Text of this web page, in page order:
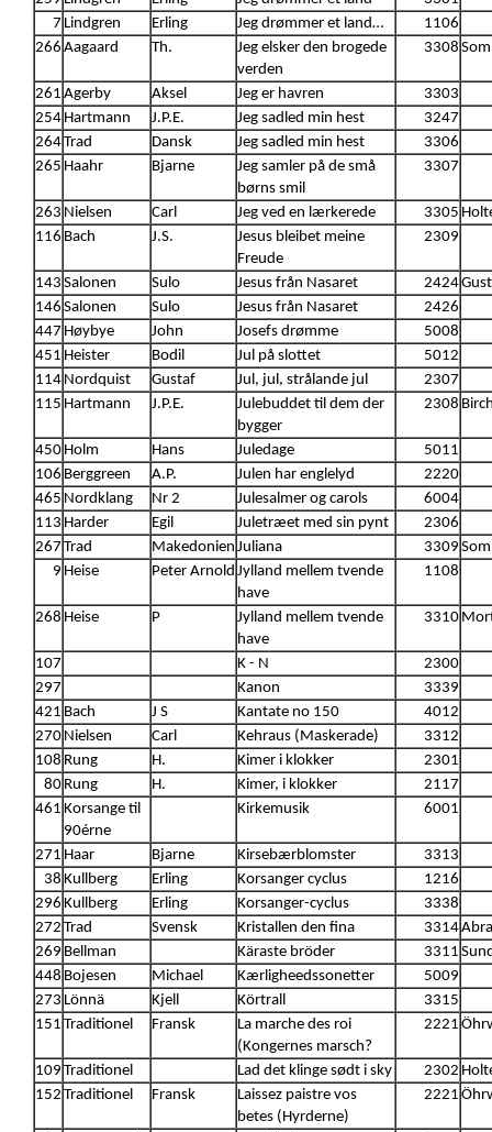
7 Lindgren Erling Jeg drømmer et land…
1106
266 Aagaard Th.
Jeg elsker den brogede
verden
3308
261 Agerby Aksel Jeg er havren
3303
254 Hartmann J.P.E. Jeg sadled min hest
3247
264Trad Dansk Jeg sadled min hest
3306
265 Haahr Bjarne
Jeg samler på de små
børns smil
3307
263 Nielsen Carl Jeg ved en lærkerede 3305
116 Bach J.S.
Jesus bleibet meine
Freude
2309
143 Salonen Sulo Jesus från Nasaret 2424
146 Salonen Sulo Jesus från Nasaret
2426
447 Høybye John Josefs drømme
5008
451 Heister Bodil Jul på slottet
5012
114 Nordquist Gustaf Jul, jul, strålande jul
2307
115 Hartmann J.P.E.
Julebuddet til dem der
bygger
2308
450 Holm Hans Juledage
5011
106 Berggreen A.P. Julen har englelyd
2220
465 Nordklang Nr 2 Julesalmer og carols
6004
113 Harder Egil Juletræet med sin pynt
2306
267 Trad Makedonien Juliana 3309
9 Heise Peter Arnold Jylland mellem tvende
have
1108
268 Heise P
Jylland mellem tvende
have
3310
107 K - N
2300
297
Kanon
3339
421 Bach J S Kantate no 150
4012
270 Nielsen Carl Kehraus (Maskerade)
3312
108 Rung H. Kimer i klokker
2301
80 Rung H. Kimer, i klokker
2117
461 Korsange til
90érne
Kirkemusik 6001
271 Haar Bjarne Kirsebærblomster
3313
38 Kullberg Erling Korsanger cyclus
1216
296 Kullberg Erling Korsanger-cyclus
3338
272 Trad Svensk Kristallen den fina 3314
269 Bellman Käraste bröder 3311
448 Bojesen Michael Kærligheedssonetter
5009
273 Lönnä Kjell Körtrall
3315
151 Traditionel Fransk
La marche des roi
(Kongernes marsch?
2221
109 Traditionel Lad det klinge sødt i sky 2302
152 Traditionel Fransk
Laissez paistre vos
betes (Hyrderne)
2221